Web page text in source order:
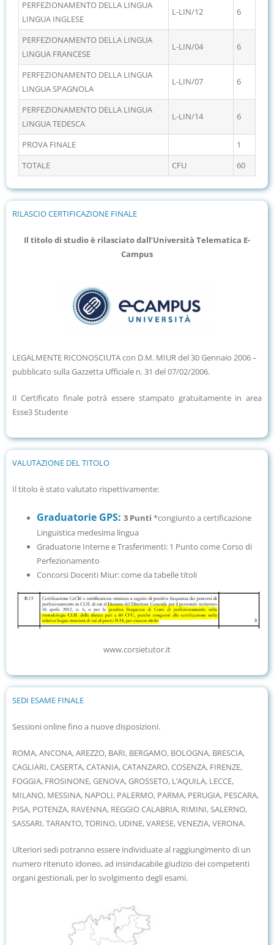
PERFEZIONAMENTO DELLA LINGUA
LINGUA INGLESE
L-LIN/12 6
PERFEZIONAMENTO DELLA LINGUA
LINGUA FRANCESE
L-LIN/04 6
PERFEZIONAMENTO DELLA LINGUA
LINGUA SPAGNOLA
L-LIN/07 6
PERFEZIONAMENTO DELLA LINGUA
LINGUA TEDESCA
L-LIN/14 6
PROVA FINALE
1
TOTALE
CFU 60
RILASCIO CERTIFICAZIONE FINALE
Il titolo di studio è rilasciato dall’Università Telematica E-
Campus
LEGALMENTE RICONOSCIUTA con D.M. MIUR del 30 Gennaio 2006 –
pubblicato sulla Gazzetta Ufficiale n. 31 del 07/02/2006.
Il Certificato finale potrà essere stampato gratuitamente in area
Esse3 Studente
VALUTAZIONE DEL TITOLO
Il titolo è stato valutato rispettivamente:
Graduatorie GPS: 3 Punti *congiunto a certificazione
Linguistica medesima lingua
Graduatorie Interne e Trasferimenti: 1 Punto come Corso di
Perfezionamento
Concorsi Docenti Miur: come da tabelle titoli
www.corsietutor.it
SEDI ESAME FINALE
Sessioni online fino a nuove disposizioni.
ROMA, ANCONA, AREZZO, BARI, BERGAMO, BOLOGNA, BRESCIA,
CAGLIARI, CASERTA, CATANIA, CATANZARO, COSENZA, FIRENZE,
FOGGIA, FROSINONE, GENOVA, GROSSETO, L’AQUILA, LECCE,
MILANO, MESSINA, NAPOLI, PALERMO, PARMA, PERUGIA, PESCARA,
PISA, POTENZA, RAVENNA, REGGIO CALABRIA, RIMINI, SALERNO,
SASSARI, TARANTO, TORINO, UDINE, VARESE, VENEZIA, VERONA.
Ulteriori sedi potranno essere individuate al raggiungimento di un
numero ritenuto idoneo, ad insindacabile giudizio dei competenti
organi gestionali, per lo svolgimento degli esami.